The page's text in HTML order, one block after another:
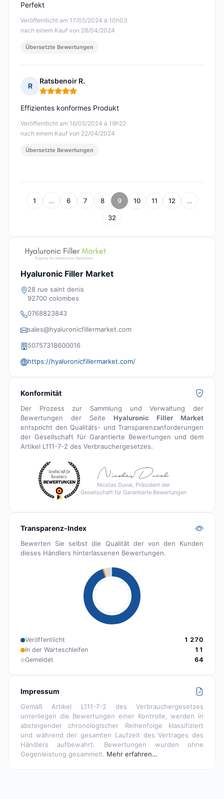
Veröffentlicht am 17/05/2024 à 10h03
nach einem Kauf von 28/04/2024
Perfekt
Übersetzte Bewertungen
R
Ratsbenoir R.
Hinweis: 5 von 5
Veröffentlicht am 16/05/2024 à 19h22
nach einem Kauf von 22/04/2024
Effizientes konformes Produkt
Übersetzte Bewertungen
1 … 6 7 8 9 10 11 12 …
32
Hyaluronic Filler Market
28 rue saint denis
92700 colombes
0768823843
sales@hyaluronicfillermarket.com
50757318600016
https://hyaluronicfillermarket.com/
Konformität
Der Prozess zur Sammlung und Verwaltung der
Bewertungen der Seite Hyaluronic Filler Market
entspricht den Qualitäts- und Transparenzanforderungen
der Gesellschaft für Garantierte Bewertungen und dem
Artikel L111-7-2 des Verbrauchergesetzes.
Nicolas Duval, Präsident der
Gesellschaft für Garantierte Bewertungen
Transparenz-Index
Bewerten Sie selbst die Qualität der von den Kunden
dieses Händlers hinterlassenen Bewertungen.
Veröffentlicht
1 270
In der Warteschleifen
11
Gemeldet
64
Impressum
Gemäß Artikel L111-7-2 des Verbrauchergesetzes
unterliegen die Bewertungen einer Kontrolle, werden in
absteigender chronologischer Reihenfolge klassifiziert
und während der gesamten Laufzeit des Vertrages des
Händlers aufbewahrt. Bewertungen wurden ohne
Gegenleistung gesammelt. Mehr erfahren…